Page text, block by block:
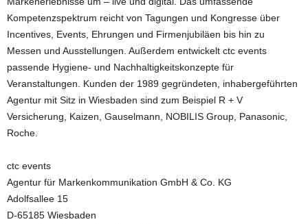
Kompetenzspektrum reicht von Tagungen und Kongresse über
Incentives, Events, Ehrungen und Firmenjubiläen bis hin zu
Messen und Ausstellungen. Außerdem entwickelt ctc events
passende Hygiene- und Nachhaltigkeitskonzepte für
Veranstaltungen. Kunden der 1989 gegründeten, inhabergeführten
Agentur mit Sitz in Wiesbaden sind zum Beispiel R + V
Versicherung, Kaizen, Gauselmann, NOBILIS Group, Panasonic,
Roche.
ctc events
Agentur für Markenkommunikation GmbH & Co. KG
Adolfsallee 15
D-65185 Wiesbaden